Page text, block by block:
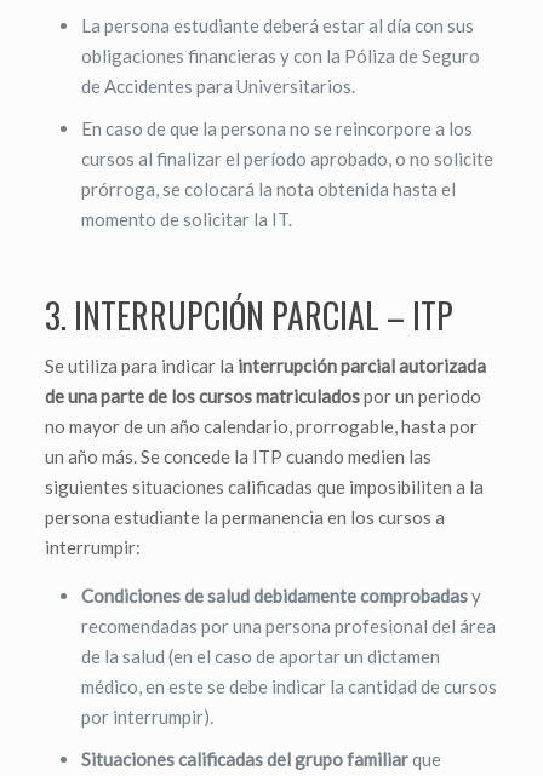
La persona estudiante deberá estar al día con sus
obligaciones financieras y con la Póliza de Seguro
de Accidentes para Universitarios.
En caso de que la persona no se reincorpore a los
cursos al finalizar el período aprobado, o no solicite
prórroga, se colocará la nota obtenida hasta el
momento de solicitar la IT.
3. INTERRUPCIÓN PARCIAL – ITP
Se utiliza para indicar la interrupción parcial autorizada
de una parte de los cursos matriculadospor un periodo
no mayor de un año calendario, prorrogable, hasta por
un año más. Se concede la ITP cuando medien las
siguientes situaciones calificadas que imposibiliten a la
persona estudiante la permanencia en los cursos a
interrumpir:
Condiciones de salud debidamente comprobadasy
recomendadas por una persona profesional del área
de la salud (en el caso de aportar un dictamen
médico, en este se debe indicar la cantidad de cursos
por interrumpir).
Situaciones calificadas del grupo familiarque